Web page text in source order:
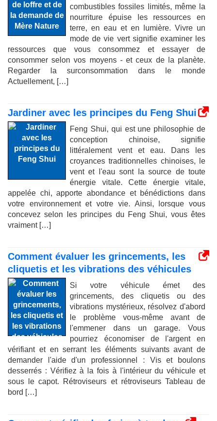
combustibles fossiles limités, même la
nourriture épuise les ressources en
terre, en eau et en lumière. Vivre un
mode de vie vert signifie examiner les
ressources que vous consommez et essayer de
consommer selon vos moyens - et ceux de la planète.
Regarder la surconsommation dans le monde
Actuellement, […]
Jardiner avec les principes du Feng Shui
Feng Shui, qui est une philosophie de
conception chinoise, signifie
littéralement vent et eau. Dans les
croyances traditionnelles chinoises, le
vent et l'eau sont la source de toute
énergie vitale. Cette énergie vitale,
appelée chi, apporte abondance et bénédictions dans
votre environnement et votre vie. Ainsi, lorsque vous
concevez selon les principes du Feng Shui, vous êtes
vraiment […]
Comment évaluer les grincements, les
cliquetis et les vibrations des véhicules
Si votre véhicule émet des
grincements, des cliquetis ou des
vibrations mystérieux, résolvez d'abord
le problème vous-même avant de
l'emmener dans un garage. Vous
pourriez économiser de l'argent en
vérifiant et en serrant les éléments suivants avant de
demander l'aide d'un professionnel : Vis et boulons
desserrés : Vérifiez à la fois à l'intérieur du véhicule et
sous le capot. Rétroviseurs et rétroviseurs Tableau de
bord […]